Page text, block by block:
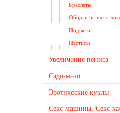
Браслеты
Ободки на шею,
Подвязки
Пэстисы
Увеличение пениса
Садо-мазо
Эротические куклы
Секс-машины, Секс-